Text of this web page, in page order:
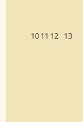
1011 12 13